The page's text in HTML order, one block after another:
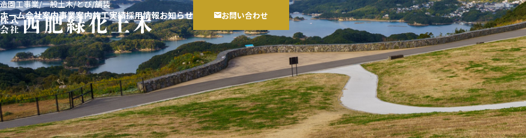
造園工事業/一般土木/とび/舗装
ホーム会社案内事業案内施工実績採用情報お知らせ お問い合わせ